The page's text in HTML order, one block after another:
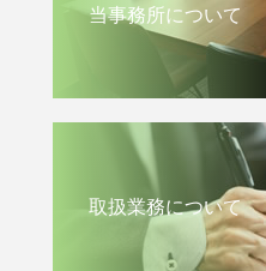
当事務所について
取扱業務について